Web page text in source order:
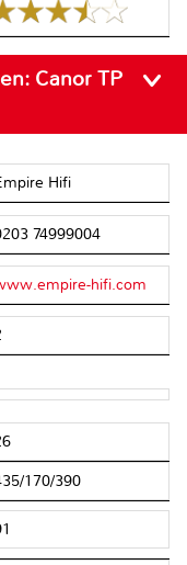
Canor TP
Hifi
74999004
hifi.com
170/390